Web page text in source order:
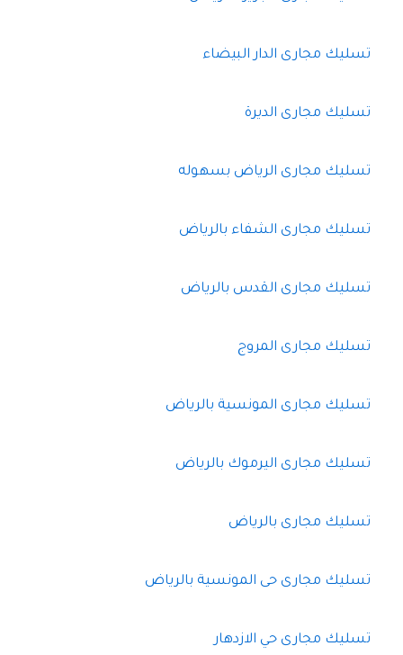
تسليك مجارى الدار البيضاء
تسليك مجارى الديرة
تسليك مجارى الرياض بسهوله
تسليك مجارى الشفاء بالرياض
تسليك مجارى القدس بالرياض
تسليك مجارى المروج
تسليك مجارى المونسية بالرياض
تسليك مجارى اليرموك بالرياض
تسليك مجارى بالرياض
تسليك مجارى حى المونسية بالرياض
تسليك مجارى حي الازدهار